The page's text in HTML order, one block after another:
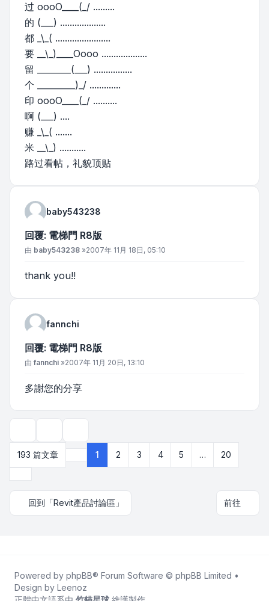
过 oooO____(_/ .........
的 (___) ...................
都 _\_( .......................
要 __\_)____Oooo ...................
留 ________(___) ................
个 _________)_/ .............
印 oooO____(_/ ..........
啊 (___) ....
赚 _\_( .......
米 __\_) ...........
路过看帖，礼貌顶贴
baby543238
回覆: 電梯門 R8版
文章
由 baby543238 »2007年 11月 18日, 05:10
thank you!!
fannchi
回覆: 電梯門 R8版
文章
由fannchi »2007年 11月 20日, 13:10
多謝您的分享
193 篇文章
第1 頁 (共 20 頁)
1 2 3 4 5 …
20
回到「Revit產品討論區」 前往
Powered by phpBB® Forum Software © phpBB Limited •
Design by Leenoz